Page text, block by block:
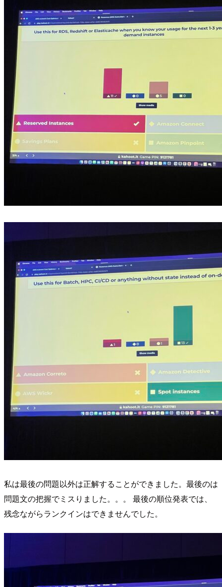
私は最後の問題以外は正解することができました。最後のは
問題文の把握でミスりました。。。 最後の順位発表では、
残念ながらランクインはできませんでした。